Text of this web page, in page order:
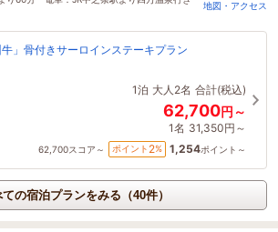
地図・アクセス
牛」骨付きサーロインステーキプラン
1泊 大人2名 合計(税込)
62,700円～
1名 31,350円～
62,700スコア～ ポイント 2% 1,254ポイント～
の宿泊プランをみる（40件）